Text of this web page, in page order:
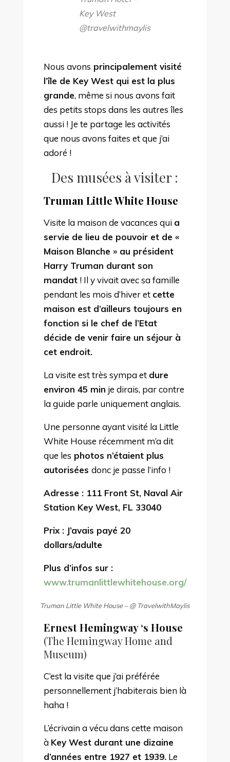
Key West
@travelwithmaylis
Nous avons principalement visité
l’île de Key West qui est la plus
grande, même si nous avons fait
des petits stops dans les autres îles
aussi ! Je te partage les activités
que nous avons faites et que j’ai
adoré !
Des musées à visiter :
Truman Little White House
Visite la maison de vacances qui a
servie de lieu de pouvoir et de «
Maison Blanche » au président
Harry Truman durant son
mandat! Il y vivait avec sa famille
pendant les mois d’hiver et cette
maison est d’ailleurs toujours en
fonction si le chef de l’Etat
décide de venir faire un séjour à
cet endroit.
La visite est très sympa et dure
environ 45 min je dirais, par contre
la guide parle uniquement anglais.
Une personne ayant visité la Little
White House récemment m’a dit
que les photos n’étaient plus
autorisées donc je passe l’info !
Adresse : 111 Front St, Naval Air
Station Key West, FL 33040
Prix : J’avais payé 20
dollars/adulte
Plus d’infos sur :
www.trumanlittlewhitehouse.org/
Truman Little White House –@ TravelwithMaylis
Ernest Hemingway ‘s House
(The Hemingway Home and
Museum)
C’est la visite que j’ai préférée
personnellement j’habiterais bien là
haha !
L’écrivain a vécu dans cette maison
à Key West durant une dizaine
d’années entre 1927 et 1939.Le